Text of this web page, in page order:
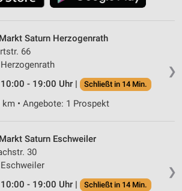
❯
Saturn Herzogenrath
66
- 19:00 Uhr |
Schließt in 14 Min.
km • Angebote: 1 Prospekt
❯
Saturn Eschweiler
30
- 19:00 Uhr |
Schließt in 14 Min.